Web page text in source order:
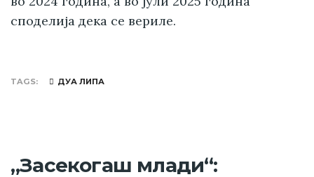
споделија дека се вериле.
TAGS ДУА ЛИПА
„Засекогаш млади“: